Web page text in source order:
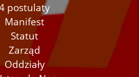
postulaty
Manifest
Statut
Zarząd
Oddziały